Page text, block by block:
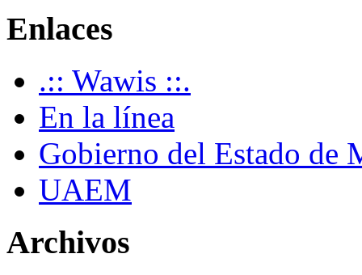
Enlaces
.:: Wawis ::.
En la línea
Gobierno del Estado de
UAEM
Archivos